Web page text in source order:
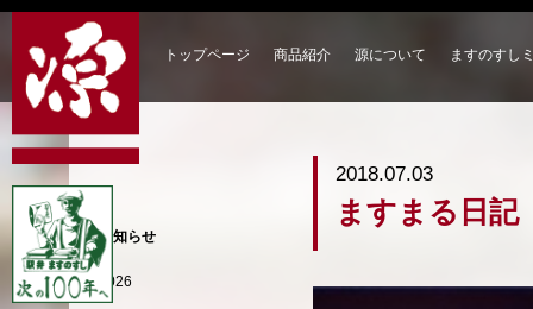
トップページ 商品紹介 源について ますのすし
2018.07.03
ますまる日記
お知らせ
2026